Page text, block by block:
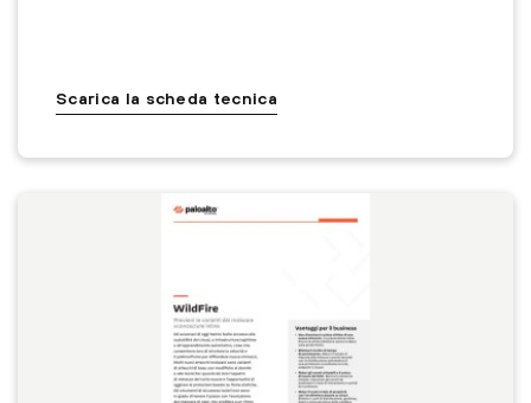
Scarica la scheda tecnica